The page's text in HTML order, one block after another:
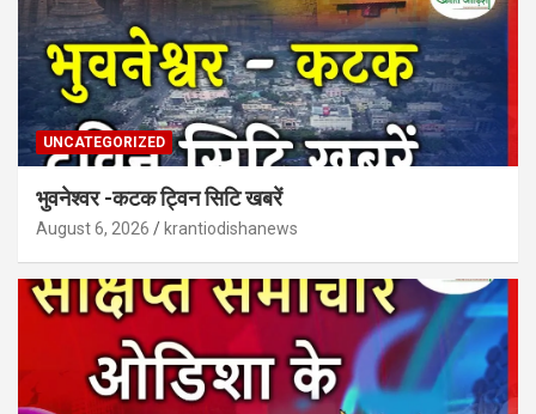
UNCATEGORIZED
भुवनेश्वर -कटक ट्विन सिटि खबरें
August 6, 2026 krantiodishanews